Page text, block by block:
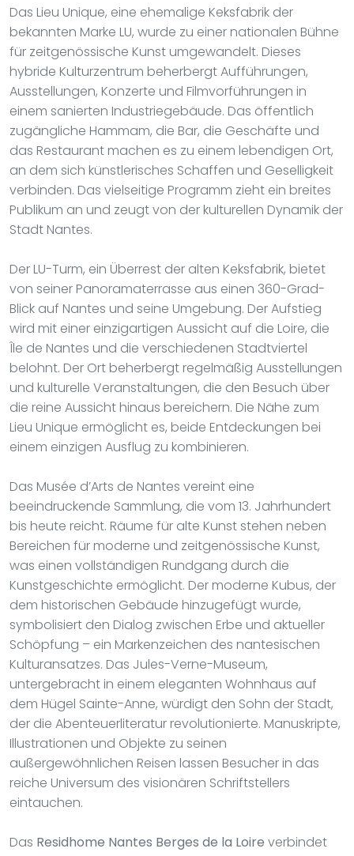
Das Lieu Unique, eine ehemalige Keksfabrik der
bekannten Marke LU, wurde zu einer nationalen Bühne
für zeitgenössische Kunst umgewandelt. Dieses
hybride Kulturzentrum beherbergt Aufführungen,
Ausstellungen, Konzerte und Filmvorführungen in
einem sanierten Industriegebäude. Das öffentlich
zugängliche Hammam, die Bar, die Geschäfte und
das Restaurant machen es zu einem lebendigen Ort,
an dem sich künstlerisches Schaffen und Geselligkeit
verbinden. Das vielseitige Programm zieht ein breites
Publikum an und zeugt von der kulturellen Dynamik der
Stadt Nantes.
Der LU-Turm, ein Überrest der alten Keksfabrik, bietet
von seiner Panoramaterrasse aus einen 360-Grad-
Blick auf Nantes und seine Umgebung. Der Aufstieg
wird mit einer einzigartigen Aussicht auf die Loire, die
Île de Nantes und die verschiedenen Stadtviertel
belohnt. Der Ort beherbergt regelmäßig Ausstellungen
und kulturelle Veranstaltungen, die den Besuch über
die reine Aussicht hinaus bereichern. Die Nähe zum
Lieu Unique ermöglicht es, beide Entdeckungen bei
einem einzigen Ausflug zu kombinieren.
Das Musée d’Arts de Nantes vereint eine
beeindruckende Sammlung, die vom 13. Jahrhundert
bis heute reicht. Räume für alte Kunst stehen neben
Bereichen für moderne und zeitgenössische Kunst,
was einen vollständigen Rundgang durch die
Kunstgeschichte ermöglicht. Der moderne Kubus, der
dem historischen Gebäude hinzugefügt wurde,
symbolisiert den Dialog zwischen Erbe und aktueller
Schöpfung – ein Markenzeichen des nantesischen
Kulturansatzes. Das Jules-Verne-Museum,
untergebracht in einem eleganten Wohnhaus auf
dem Hügel Sainte-Anne, würdigt den Sohn der Stadt,
der die Abenteuerliteratur revolutionierte. Manuskripte,
Illustrationen und Objekte zu seinen
außergewöhnlichen Reisen lassen Besucher in das
reiche Universum des visionären Schriftstellers
eintauchen.
Das Residhome Nantes Berges de la Loire verbindet